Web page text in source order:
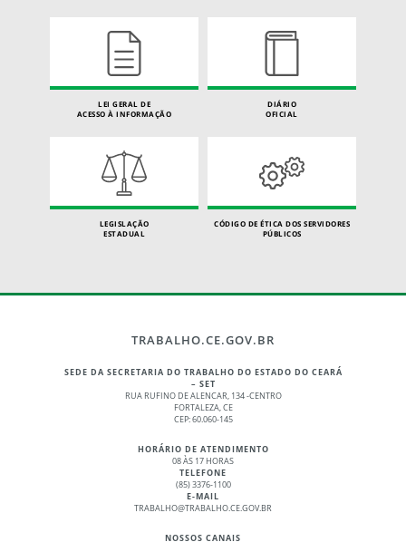
LEI GERAL DE
ACESSO À INFORMAÇÃO
DIÁRIO
OFICIAL
LEGISLAÇÃO
ESTADUAL
CÓDIGO DE ÉTICA DOS SERVIDORES
PÚBLICOS
TRABALHO.CE.GOV.BR
SEDE DA SECRETARIA DO TRABALHO DO ESTADO DO CEARÁ
– SET
RUA RUFINO DE ALENCAR, 134 -CENTRO
FORTALEZA, CE
CEP: 60.060-145
HORÁRIO DE ATENDIMENTO
08 ÀS 17 HORAS
TELEFONE
(85) 3376-1100
E-MAIL
TRABALHO@TRABALHO.CE.GOV.BR
NOSSOS CANAIS